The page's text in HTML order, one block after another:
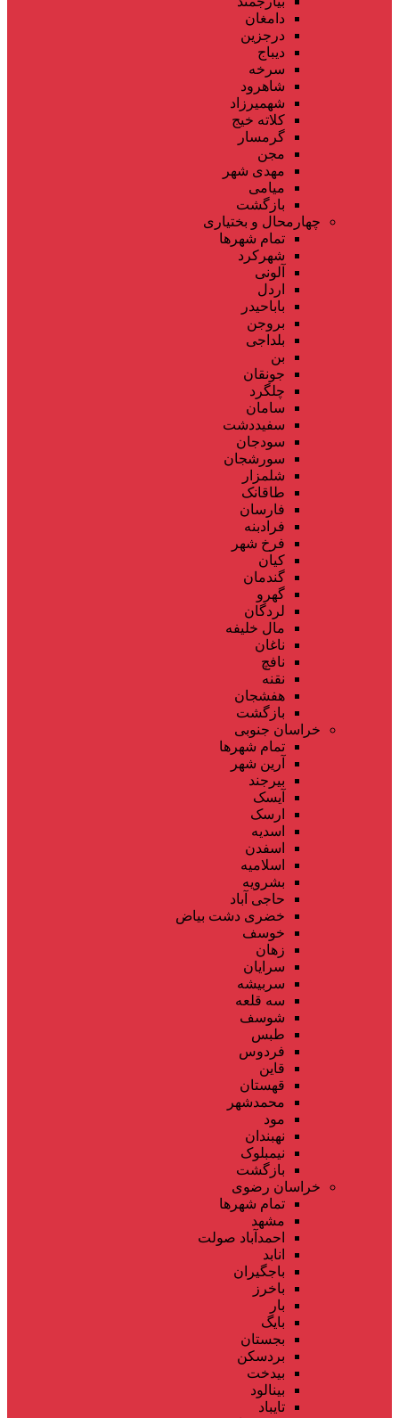
دامغان
درجزین
دیباج
سرخه
شاهرود
شهمیرزاد
کلاته خیج
گرمسار
مجن
مهدی شهر
میامی
بازگشت
چهارمحال و بختیاری
تمام شهر‌ها
شهرکرد
آلونی
اردل
باباحیدر
بروجن
بلداجی
بن
جونقان
چلگرد
سامان
سفیددشت
سودجان
سورشجان
شلمزار
طاقانک
فارسان
فرادبنه
فرخ شهر
کیان
گندمان
گهرو
لردگان
مال خلیفه
ناغان
نافچ
نقنه
هفشجان
بازگشت
خراسان جنوبی
تمام شهر‌ها
آرین شهر
بیرجند
آیسک
ارسک
اسدیه
اسفدن
اسلامیه
بشرویه
حاجی آباد
خضری دشت بیاض
خوسف
زهان
سرایان
سربیشه
سه قلعه
شوسف
طبس
فردوس
قاین
قهستان
محمدشهر
مود
نهبندان
نیمبلوک
بازگشت
خراسان رضوی
تمام شهر‌ها
مشهد
احمدآباد صولت
انابد
باجگیران
باخرز
بار
بایگ
بجستان
بردسکن
بیدخت
بینالود
تایباد